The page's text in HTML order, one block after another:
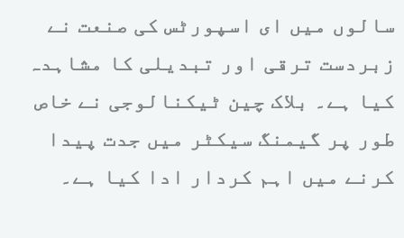
سالوں میں ای اسپورٹس کی صنعت نے
زبردست ترقی اور تبدیلی کا مشاہدہ
کیا ہے۔ بلاک چین ٹیکنالوجی نے خاص
طور پر گیمنگ سیکٹر میں جدت پیدا
کرنے میں اہم کردار ادا کیا ہے۔